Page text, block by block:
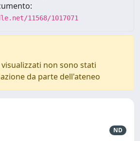
11568/1017071
non sono stati
da parte dell'ateneo
ND